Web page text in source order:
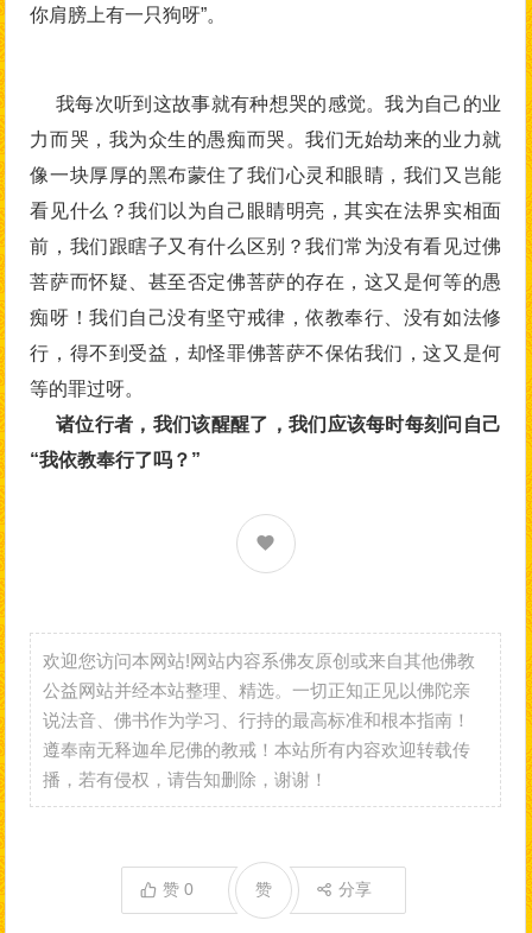
你肩膀上有一只狗呀”。
我每次听到这故事就有种想哭的感觉。我为自己的业
力而哭，我为众生的愚痴而哭。我们无始劫来的业力就
像一块厚厚的黑布蒙住了我们心灵和眼睛，我们又岂能
看见什么？我们以为自己眼睛明亮，其实在法界实相面
前，我们跟瞎子又有什么区别？我们常为没有看见过佛
菩萨而怀疑、甚至否定佛菩萨的存在，这又是何等的愚
痴呀！我们自己没有坚守戒律，依教奉行、没有如法修
行，得不到受益，却怪罪佛菩萨不保佑我们，这又是何
等的罪过呀。
诸位行者，我们该醒醒了，我们应该每时每刻问自己
“我依教奉行了吗？”
欢迎您访问本网站!网站内容系佛友原创或来自其他佛教
公益网站并经本站整理、精选。一切正知正见以佛陀亲
说法音、佛书作为学习、行持的最高标准和根本指南！
遵奉南无释迦牟尼佛的教戒！本站所有内容欢迎转载传
播，若有侵权，请告知删除，谢谢！
赞0 分享
赞